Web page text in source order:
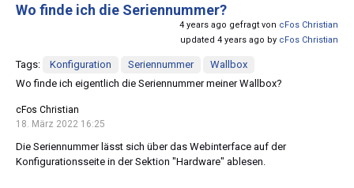
Wo finde ich die Seriennummer?
4 years ago gefragt von cFos Christian
updated 4 years ago by cFos Christian
Tags: Konfiguration Seriennummer
Wallbox
Wo finde ich eigentlich die Seriennummer meiner Wallbox?
cFos Christian
18. März 2022 16:25
Die Seriennummer lässt sich über das Webinterface auf der
Konfigurationsseite in der Sektion "Hardware" ablesen.